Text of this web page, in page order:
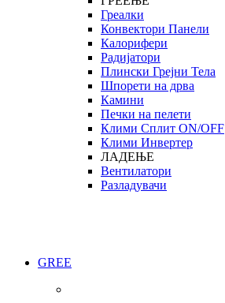
Греалки
Конвектори Панели
Калорифери
Радијатори
Плински Грејни Тела
Шпорети на дрва
Камини
Печки на пелети
Клими Сплит ON/OFF
Клими Инвертер
ЛАДЕЊЕ
Вентилатори
Разладувачи
GREE